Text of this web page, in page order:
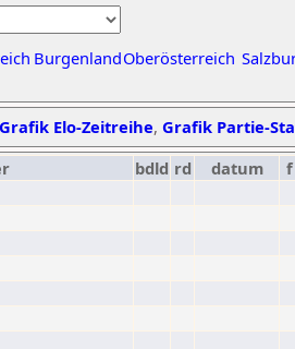
BurgenlandOberösterreich
Grafik Elo-Zeitreihe, Grafik Partie-
bdld rd datum f